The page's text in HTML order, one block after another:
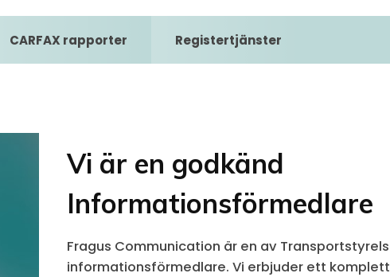
CARFAX rapporter Registertjänster
Vi är en godkänd
Informationsförmedlare
Fragus Communication är en av
informationsförmedlare. Vi erbjuder ett